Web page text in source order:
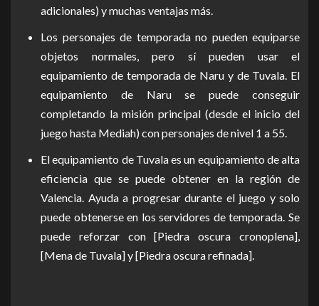
adicionales) y muchas ventajas más.
Los personajes de temporada no pueden equiparse
objetos normales, pero sí pueden usar el
equipamiento de temporada de Naru y de Tuvala. El
equipamiento de Naru se puede conseguir
completando la misión principal (desde el inicio del
juego hasta Mediah) con personajes de nivel 1 a 55.
El equipamiento de Tuvala es un equipamiento de alta
eficiencia que se puede obtener en la región de
Valencia. Ayuda a progresar durante el juego y solo
puede obtenerse en los servidores de temporada. Se
puede reforzar con [Piedra oscura cronoplena],
[Mena de Tuvala] y [Piedra oscura refinada].